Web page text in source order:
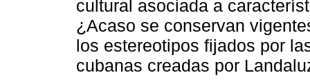
cultural asociada a
¿Acaso se conservan
los estereotipos fijados por
cubanas creadas por